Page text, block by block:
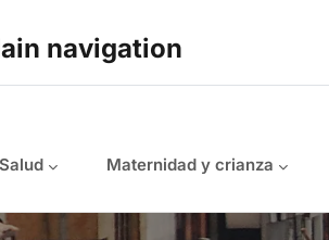
navigation
Salud Maternidad y crianza